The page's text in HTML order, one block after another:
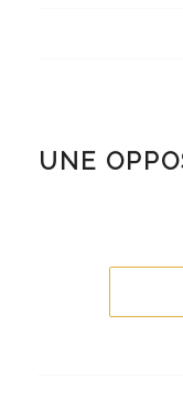
UNE